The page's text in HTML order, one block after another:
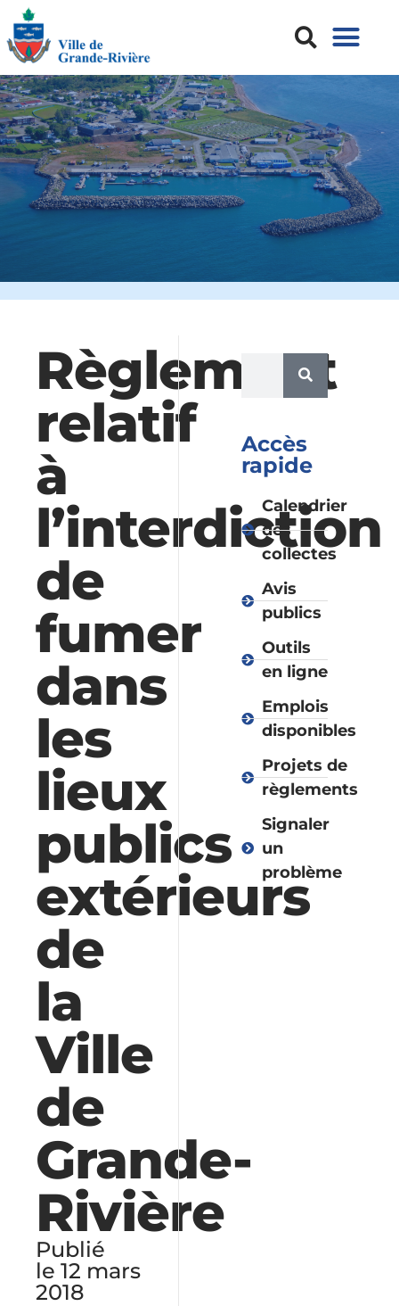
Règlement
relatif
à
l’interdiction
de
fumer
dans
les
lieux
publics
extérieurs
de
la
Ville
de
Grande-
Rivière
Publié
le 12 mars
2018
Accès
rapide
Calendrier
des
collectes
Avis
publics
Outils
en ligne
Emplois
disponibles
Projets de
règlements
Signaler
un
problème